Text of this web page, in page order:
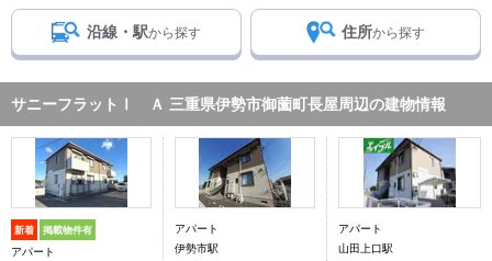
沿線・駅から探す 住所から探す
サニーフラットⅠ Ａ 三重県伊勢市御薗町長屋周辺の建物情報
新着 掲載物件有
アパート
アパート
伊勢市駅
アパート
山田上口駅